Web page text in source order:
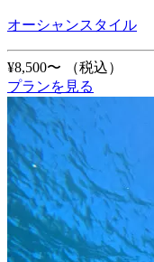
オーシャンスタイル
¥8,500〜
（税込）
プランを見る